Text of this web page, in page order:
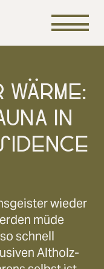
WÄRME:
IN
wieder
müde
schnell
Altholz-